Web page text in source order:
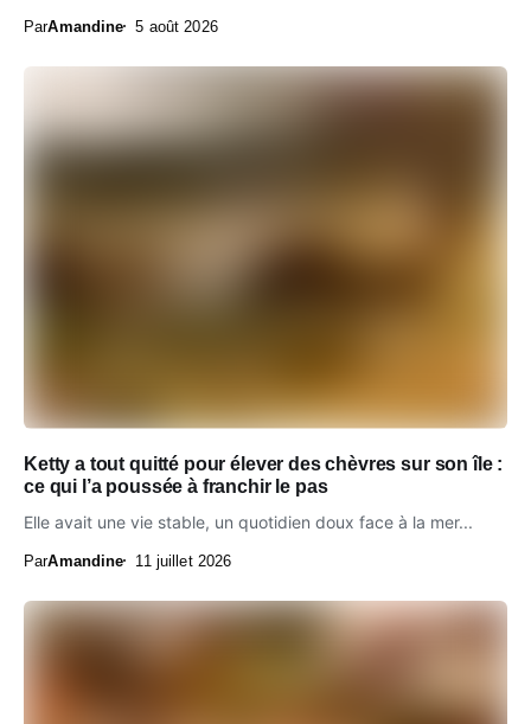
ParAmandine 5 août 2026
Ketty a tout quitté pour élever des chèvres sur son île :
ce qui l’a poussée à franchir le pas
Elle avait une vie stable, un quotidien doux face à la mer...
ParAmandine 11 juillet 2026